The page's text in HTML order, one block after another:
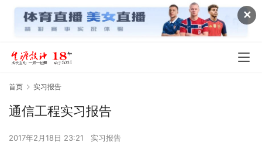
✕
首页 实习报告
通信工程实习报告
2017年2月18日 23:21 实习报告